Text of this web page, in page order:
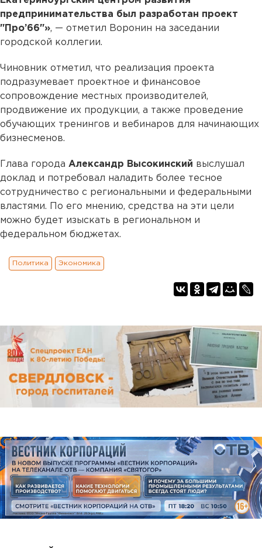
предпринимательства был разработан проект
"Про’66"», — отметил Воронин на заседании
городской коллегии.
Чиновник отметил, что реализация проекта
подразумевает проектное и финансовое
сопровождение местных производителей,
продвижение их продукции, а также проведение
обучающих тренингов и вебинаров для начинающих
бизнесменов.
Глава города Александр Высокинский выслушал
доклад и потребовал наладить более тесное
сотрудничество с региональными и федеральными
властями. По его мнению, средства на эти цели
можно будет изыскать в региональном и
федеральном бюджетах.
Политика Экономика